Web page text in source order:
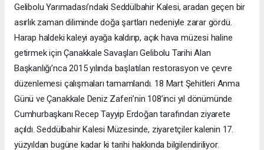
Gelibolu Yarımadası’ndaki Seddülbahir Kalesi, aradan geçen bir
asırlık zaman diliminde doğa şartları nedeniyle zarar gördü.
Harap haldeki kaleyi ayağa kaldırıp, açık hava müzesi haline
getirmek için Çanakkale Savaşları Gelibolu Tarihi Alan
Başkanlığı’nca 2015 yılında başlatılan restorasyon ve çevre
düzenlemesi çalışmaları tamamlandı. 18 Mart Şehitleri Anma
Günü ve Çanakkale Deniz Zaferi’nin 108’inci yıl dönümünde
Cumhurbaşkanı Recep Tayyip Erdoğan tarafından ziyarete
açıldı. Seddülbahir Kalesi Müzesinde, ziyaretçiler kalenin 17.
yüzyıldan bugüne kadar ki tarihi hakkında bilgilendiriliyor.